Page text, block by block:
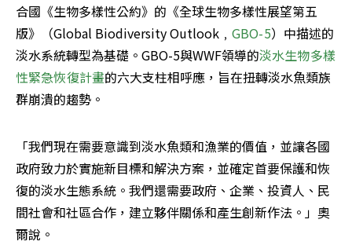
合國《生物多樣性公約》的《全球生物多樣性展望第五
版》（Global Biodiversity Outlook﹐ GBO-5）中描述的
淡水系統轉型為基礎。GBO-5與WWF領導的淡水生物多樣
性緊急恢復計畫的六大支柱相呼應，旨在扭轉淡水魚類族
群崩潰的趨勢。
「我們現在需要意識到淡水魚類和漁業的價值，並讓各國
政府致力於實施新目標和解決方案，並確定首要保護和恢
復的淡水生態系統。我們還需要政府、企業、投資人、民
間社會和社區合作，建立夥伴關係和產生創新作法。」奧
爾說。